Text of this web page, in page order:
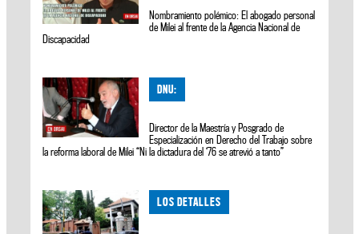
Nombramiento polémico: El abogado personal
de Milei al frente de la Agencia Nacional de
Discapacidad
DNU:
Director de la Maestría y Posgrado de
Especialización en Derecho del Trabajo sobre
la reforma laboral de Milei “Ni la dictadura del ‘76 se atrevió a tanto”
LOS DETALLES